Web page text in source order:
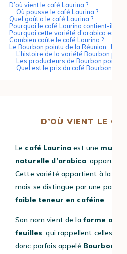
D’où vient le café Laurina ?
Où pousse le café Laurina ?
Quel goût a le café Laurina ?
Pourquoi le café Laurina contient-il
Pourquoi cette variété d’arabica est-
Combien coûte le café Laurina ?
Le Bourbon pointu de la Réunion : le
L’histoire de la variété Bourbon pointu
Les producteurs de Bourbon pointu à
Quel est le prix du café Bourbon
D’OÙ VIENT LE
Le café Laurina est une
naturelle d’arabica, apparue il
Cette variété appartient à la
mais se distingue par une
faible teneur en caféine.
Son nom vient de la forme
feuilles, qui rappellent celles du
donc parfois appelé Bourbon